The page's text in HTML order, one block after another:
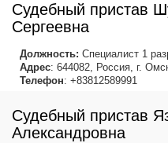
Судебный пристав
Сергеевна
Должность: Специалист 1
Адрес: 644082, Россия, г.
Телефон: +83812589991
Судебный пристав
Александровна